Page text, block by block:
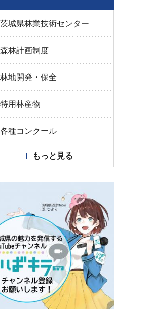
茨城県林業技術センター
森林計画制度
林地開発・保全
特用林産物
各種コンクール
もっと見る